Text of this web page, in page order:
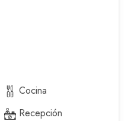
Cocina
Recepción